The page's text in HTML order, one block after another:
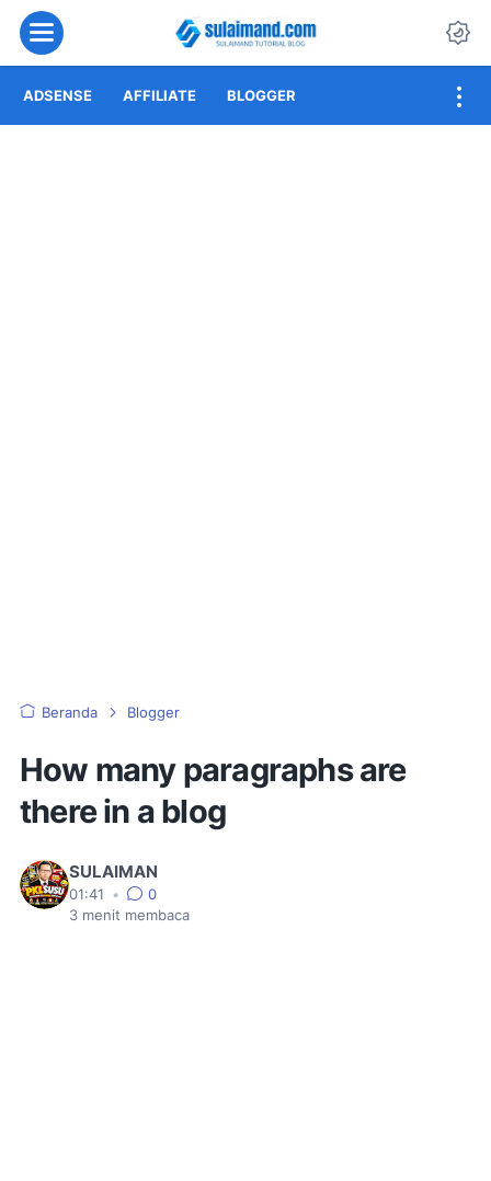
Menu
ADSENSE AFFILIATE BLOGGER
Beranda Blogger
How many paragraphs are
there in a blog
SULAIMAN
01:41 •
0
3 menit membaca